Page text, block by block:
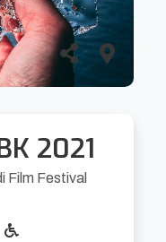
2021
Film Festival